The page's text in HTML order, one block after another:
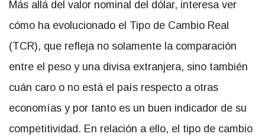
Más allá del valor nominal del dólar, interesa ver
cómo ha evolucionado el Tipo de Cambio Real
(TCR), que refleja no solamente la comparación
entre el peso y una divisa extranjera, sino también
cuán caro o no está el país respecto a otras
economías y por tanto es un buen indicador de su
competitividad. En relación a ello, el tipo de cambio